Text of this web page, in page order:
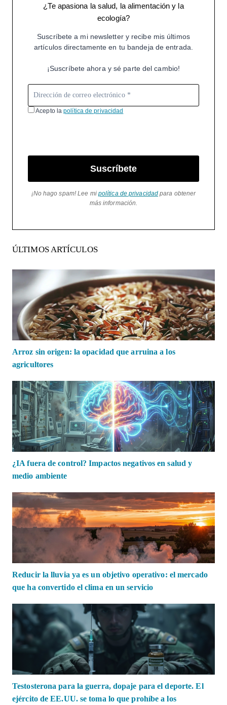
¿Te apasiona la salud, la alimentación y la
ecología?
Suscríbete a mi newsletter y recibe mis últimos
artículos directamente en tu bandeja de entrada.
¡Suscríbete ahora y sé parte del cambio!
Acepto lapolítica de privacidad
Suscríbete
¡No hago spam! Lee mi política de privacidad para obtener
más información.
ÚLTIMOS ARTÍCULOS
Arroz sin origen: la opacidad que arruina a los
agricultores
¿IA fuera de control? Impactos negativos en salud y
medio ambiente
Reducir la lluvia ya es un objetivo operativo: el mercado
que ha convertido el clima en un servicio
Testosterona para la guerra, dopaje para el deporte. El
ejército de EE.UU. se toma lo que prohíbe a los